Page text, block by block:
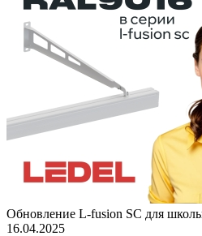
Обновление L-fusion SC для
16.04.2025